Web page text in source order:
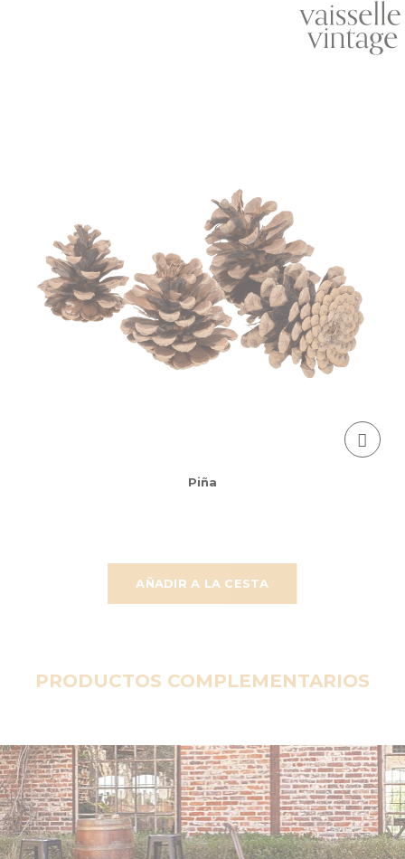
AÑADIR A LA CESTA
Piña
PRODUCTOS COMPLEMENTARIOS